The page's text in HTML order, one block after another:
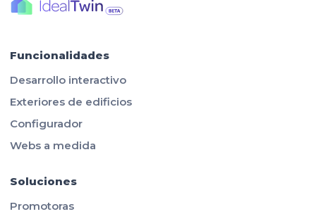
Funcionalidades
Desarrollo interactivo
Exteriores de edificios
Configurador
Webs a medida
Soluciones
Promotoras